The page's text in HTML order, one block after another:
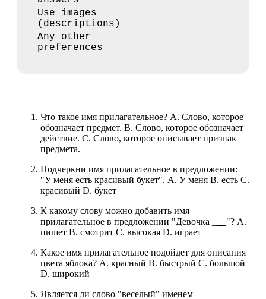
Use images
(descriptions)
Any other
preferences
Что такое имя прилагательное? A. Слово, которое
обозначает предмет. B. Слово, которое обозначает
действие. C. Слово, которое описывает признак
предмета.
Подчеркни имя прилагательное в предложении:
"У меня есть красивый букет". A. У меня B. есть C.
красивый D. букет
К какому слову можно добавить имя
прилагательное в предложении "Девочка _
"? A.
пишет B. смотрит C. высокая D. играет
Какое имя прилагательное подойдет для описания
цвета яблока? A. красный B. быстрый C. большой
D. широкий
Является ли слово "веселый" именем